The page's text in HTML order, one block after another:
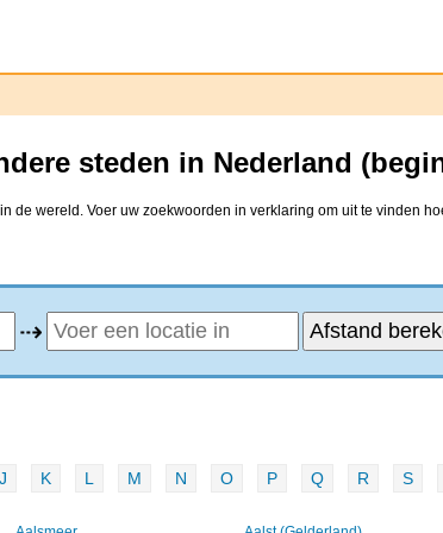
steden in Nederland
de wereld. Voer uw zoekwoorden in verklaring om uit te vinden
⇢
J K L M N O P Q R S